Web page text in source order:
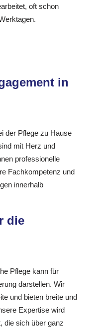
oft schon
in
der Pflege zu Hause
mit Herz und
professionelle
Fachkompetenz und
innerhalb
die
Pflege kann für
darstellen. Wir
und bieten breite und
Expertise wird
die sich über ganz